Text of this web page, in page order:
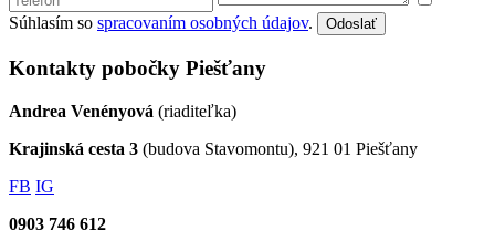
Súhlasím so spracovaním osobných údajov. Odoslať
Kontakty pobočky Piešťany
Andrea Venényová (riaditeľka)
Krajinská cesta 3 (budova Stavomontu), 921 01 Piešťany
FB IG
0903 746 612